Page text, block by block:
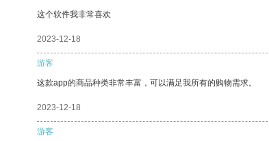
这个软件我非常喜欢
2023-12-18
游客
这款app的商品种类非常丰富，可以满足我所有的购物需求。
2023-12-18
游客